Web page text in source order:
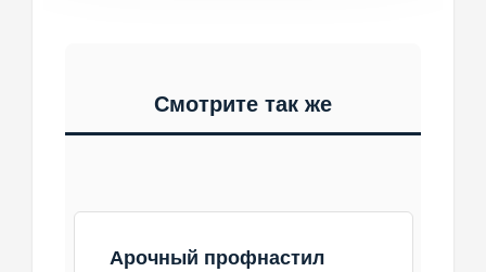
Смотрите так же
Арочный профнастил